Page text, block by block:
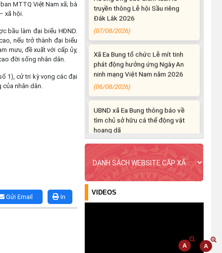
MTTQ Việt Nam xã; bà
xã hội.
bầu làm đại biểu HĐND.
nếu trở thành đại biểu
mưu, đề xuất với cấp ủy,
đời sống nhân dân.
1), cử tri kỳ vọng các đại
của nhân dân.
In
Gửi Email
Đắk Lắk 2026
(07/08/2026)
Xã Ea Bung tổ chức Lễ mít tinh
phát động hưởng ứng Ngày An
ninh mạng Việt Nam năm 2026
(06/08/2026)
UBND xã Ea Bung thông báo về
tìm chủ sở hữu cá thể động vật
hoang dã
(06/08/2026)
UBND xã Ea Bung thông báo về
tìm chủ sở hữu cá thể động vật
hoang dã
Đảng (01/8/1930 – 01/8/2026)
VIDEOS